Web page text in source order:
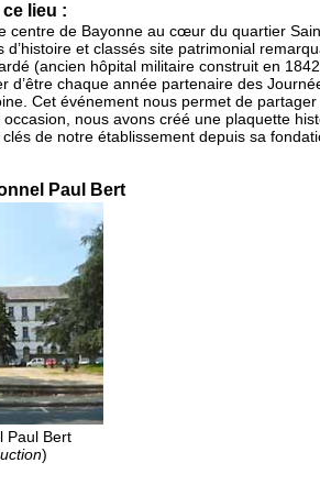
lieu :
centre de Bayonne au cœur du quartier
d’histoire et classés site patrimonial
(ancien hôpital militaire construit en
d’être chaque année partenaire des
Cet événement nous permet de
nous avons créé une plaquette
de notre établissement depuis sa
Paul Bert
Paul Bert
)